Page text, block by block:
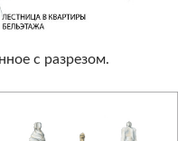
с разрезом.